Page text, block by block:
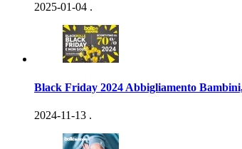
2025-01-04 .
Black Friday 2024 Abbigliamento
2024-11-13 .